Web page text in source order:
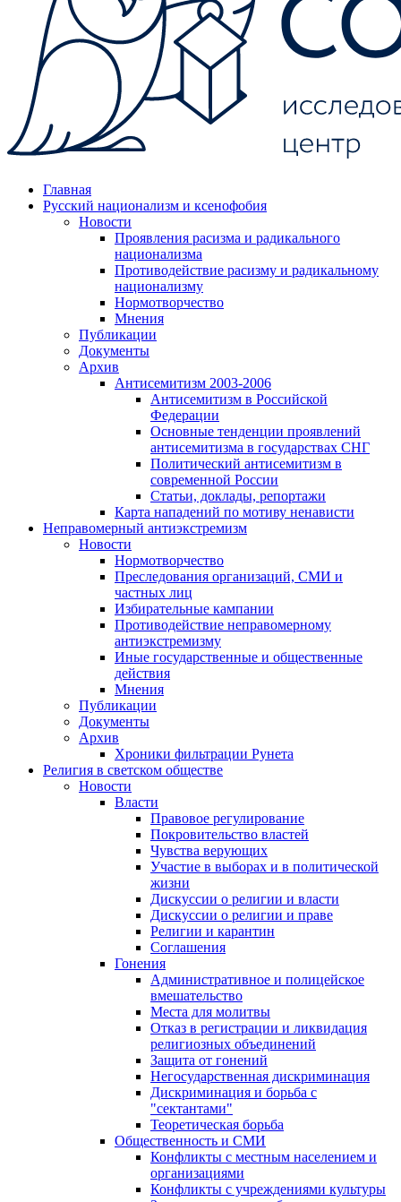
Главная
Русский национализм и ксенофобия
Новости
Проявления расизма и радикального
национализма
Противодействие расизму и радикальному
национализму
Нормотворчество
Мнения
Публикации
Документы
Архив
Антисемитизм 2003-2006
Антисемитизм в Российской
Федерации
Основные тенденции проявлений
антисемитизма в государствах СНГ
Политический антисемитизм в
современной России
Статьи, доклады, репортажи
Карта нападений по мотиву ненависти
Неправомерный антиэкстремизм
Новости
Нормотворчество
Преследования организаций, СМИ и
частных лиц
Избирательные кампании
Противодействие неправомерному
антиэкстремизму
Иные государственные и общественные
действия
Мнения
Публикации
Документы
Архив
Хроники фильтрации Рунета
Религия в светском обществе
Новости
Власти
Правовое регулирование
Покровительство властей
Чувства верующих
Участие в выборах и в политической
жизни
Дискуссии о религии и власти
Дискуссии о религии и праве
Религии и карантин
Соглашения
Гонения
Административное и полицейское
вмешательство
Места для молитвы
Отказ в регистрации и ликвидация
религиозных объединений
Защита от гонений
Негосударственная дискриминация
Дискриминация и борьба с
"сектантами"
Теоретическая борьба
Общественность и СМИ
Конфликты с местным населением и
организациями
Конфликты с учреждениями культуры